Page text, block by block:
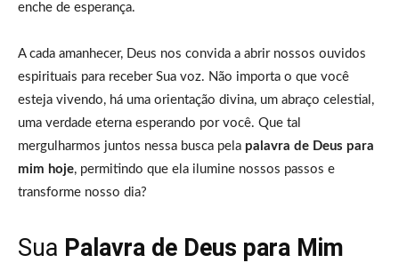
enche de esperança.
A cada amanhecer, Deus nos convida a abrir nossos ouvidos
espirituais para receber Sua voz. Não importa o que você
esteja vivendo, há uma orientação divina, um abraço celestial,
uma verdade eterna esperando por você. Que tal
mergulharmos juntos nessa busca pela palavra de Deus para
mim hoje, permitindo que ela ilumine nossos passos e
transforme nosso dia?
Sua Palavra de Deus para Mim